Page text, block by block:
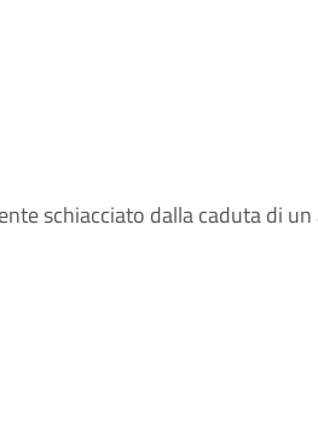
schiacciato dalla caduta di